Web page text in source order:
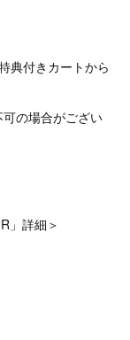
典付きカートから
の場合がござい
」詳細＞